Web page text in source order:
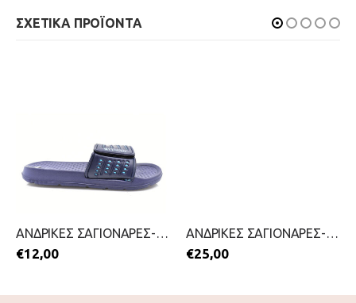
ΣΧΕΤΙΚΑ ΠΡΟΪΟΝΤΑ
ΑΝΔΡΙΚΕΣ ΣΑΓΙΟΝΑΡΕΣ-MITSUKO-2199-0210-ΜΠΛΕ
€12,00
ΑΝΔΡΙΚΕΣ ΣΑΓΙΟΝΑΡΕΣ-HAVAIANAS-2199-0247-ΜΠΛΕ
€25,00